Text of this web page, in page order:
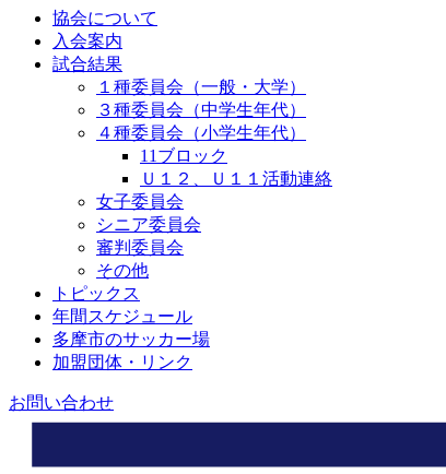
協会について
入会案内
試合結果
１種委員会（一般・大学）
３種委員会（中学生年代）
４種委員会（小学生年代）
11ブロック
Ｕ１２、Ｕ１１活動連絡
女子委員会
シニア委員会
審判委員会
その他
トピックス
年間スケジュール
多摩市のサッカー場
加盟団体・リンク
お問い合わせ